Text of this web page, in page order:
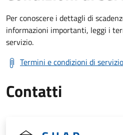
Per conoscere i dettagli di
informazioni importanti, leggi i
servizio.
Termini e condizioni di servizio
Contatti